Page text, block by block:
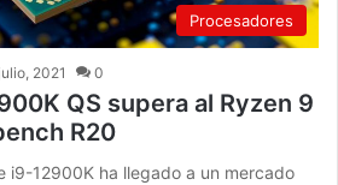
Procesadores
2021 0
QS supera al Ryzen 9
R20
i9-12900K ha llegado a un mercado